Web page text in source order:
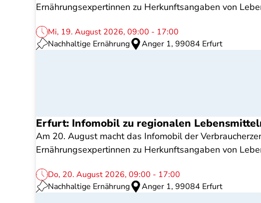
Ernährungsexpertinnen zu Herkunftsangaben von
Mi, 19. August 2026, 09:00 - 17:00
Nachhaltige Ernährung
Anger 1, 99084 Erfurt
Erfurt: Infomobil zu regionalen
Am 20. August macht das Infomobil der
Ernährungsexpertinnen zu Herkunftsangaben von
Do, 20. August 2026, 09:00 - 17:00
Nachhaltige Ernährung
Anger 1, 99084 Erfurt